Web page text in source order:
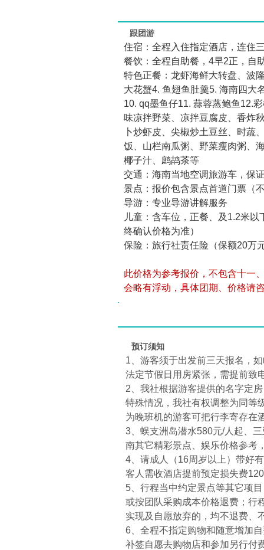
跟团游
住宿：全程入住指定酒店，连住
餐饮：全程自助餐，4早2正，自
特色正餐：龙虾海鲜大转盘、波
大花蟹4. 鱼翅鱼肚羹5. 海南四大
10. qq墨鱼仔11. 蒜蓉蒸鲍鱼12.
味凉拌野菜、凉拌豆腐皮、香炸
卜炒虾皮、尖椒炒土豆丝、时蔬
饭、山栏南瓜粥、野菜瘦肉粥、
椰子汁、鹧鸪茶等
交通：海南当地空调旅游车，保
景点：报价包含景点首道门票（
导游：专业导游讲解服务
儿童：含车位，正餐、及1.2米
终确认价格为准）
保险：旅行社责任险（保额20万
此价格为参考报价，不包含十一
会略有浮动，具体团期、价格请
预订须知
1、游客须于出发前三天报名，
法定节假日用房紧张，需提前致
2、我社根据游客提供的名字定
特殊情况，我社有权调整为同等
为晚班机的游客可把行李寄存在
3、蜈支洲岛潜水580元/人起、
南其它精彩景点、娱乐价格参考
4、请成人（16周岁以上）带好
客人需收酒店提前预定损失费
5、行程当中约定景点等其它项
或按团队采购成本价格退费；行
实现及自愿放弃的，均不退费、
6、全程不指定购物和随意增加
补签自愿去购物店和参加另行付